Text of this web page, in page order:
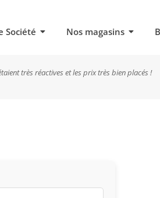
Société Nos magasins
très réactives et les prix très bien placés !